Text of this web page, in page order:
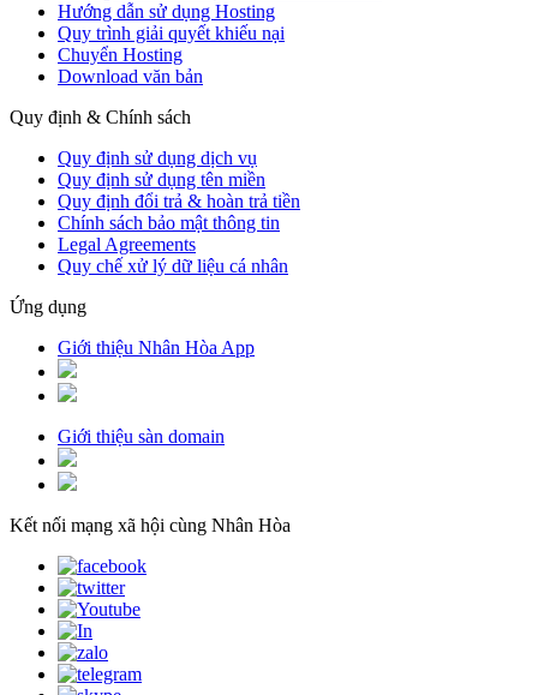
Hướng dẫn sử dụng Hosting
Quy trình giải quyết khiếu nại
Chuyển Hosting
Download văn bản
Quy định & Chính sách
Quy định sử dụng dịch vụ
Quy định sử dụng tên miền
Quy định đổi trả & hoàn trả tiền
Chính sách bảo mật thông tin
Legal Agreements
Quy chế xử lý dữ liệu cá nhân
Ứng dụng
Giới thiệu Nhân Hòa App
Giới thiệu sàn domain
Kết nối mạng xã hội cùng Nhân Hòa